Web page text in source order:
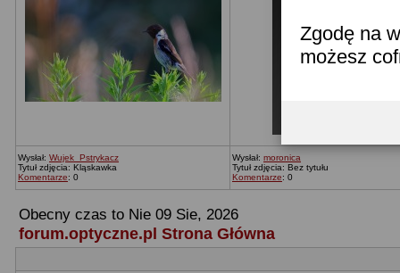
Zgodę na
możesz
Wysłał: Wujek_Pstrykacz
Tytuł zdjęcia: Kląskawka
Komentarze: 0
Wysłał: moronica
Tytuł zdjęcia: Bez tytułu
Komentarze: 0
Obecny czas to Nie 09 Sie, 2026
forum.optyczne.pl Strona Główna